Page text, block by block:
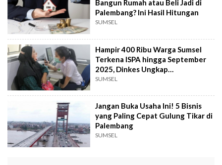
Bangun Rumah atau Beli Jadi di
Palembang? Ini Hasil Hitungan
SUMSEL
Hampir 400 Ribu Warga Sumsel
Terkena ISPA hingga September
2025, Dinkes Ungkap
Penyebabnya
SUMSEL
Jangan Buka Usaha Ini! 5 Bisnis
yang Paling Cepat Gulung Tikar di
Palembang
SUMSEL